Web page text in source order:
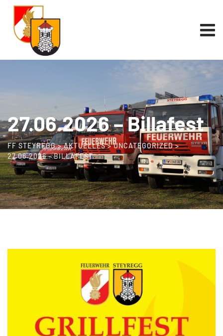
27.06.2026 – Billafest
FF STEYREGG>AKTUELLES>UNCATEGORIZED>
27.06.2026 – BILLAFEST